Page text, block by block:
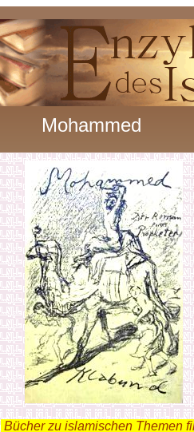
Mohammed
Bücher zu islamischen Themen